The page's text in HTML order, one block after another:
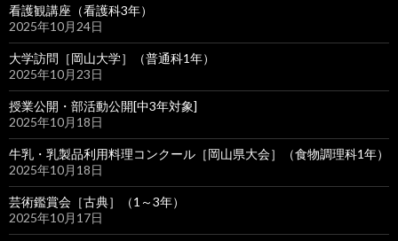
看護観講座（看護科3年）
2025年10月24日
大学訪問［岡山大学］（普通科1年）
2025年10月23日
授業公開・部活動公開[中3年対象]
2025年10月18日
牛乳・乳製品利用料理コンクール［岡山県大会］（食物調理科1年）
2025年10月18日
芸術鑑賞会［古典］（1～3年）
2025年10月17日